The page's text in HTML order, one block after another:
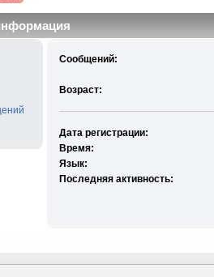
Сообщений:
Возраст:
Дата регистрации:
Время:
Язык:
Последняя активность: